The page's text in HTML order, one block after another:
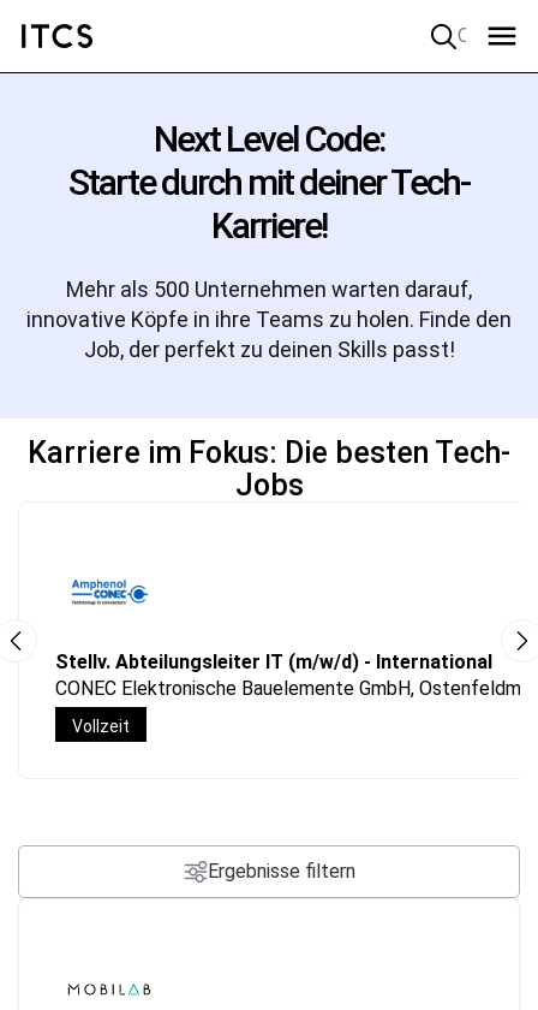
Next Level Code:
Starte durch mit deiner Tech-
Karriere!
Mehr als 500 Unternehmen warten darauf,
innovative Köpfe in ihre Teams zu holen. Finde den
Job, der perfekt zu deinen Skills passt!
Karriere im Fokus: Die besten Tech-
Jobs
Stellv. Abteilungsleiter IT (m/w/d) - International
CONEC Elektronische Bauelemente GmbH,
Vollzeit
Ergebnisse filtern